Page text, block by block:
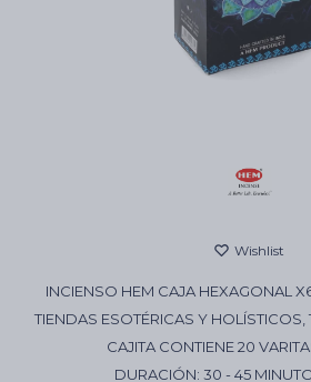
INCIENSO HEM CAJA HEXAGONAL
TIENDAS ESOTÉRICAS Y HOLÍSTICOS,
CAJITA CONTIENE 20
DURACIÓN: 30 - 45
Aromatizantes de ambientes